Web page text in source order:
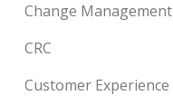
Change Management
CRC
Customer Experience